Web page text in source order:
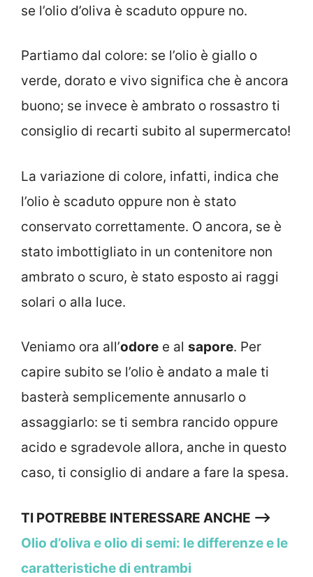
se l’olio d’oliva è scaduto oppure no.
Partiamo dal colore: se l’olio è giallo o
verde, dorato e vivo significa che è ancora
buono; se invece è ambrato o rossastro ti
consiglio di recarti subito al supermercato!
La variazione di colore, infatti, indica che
l’olio è scaduto oppure non è stato
conservato correttamente. O ancora, se è
stato imbottigliato in un contenitore non
ambrato o scuro, è stato esposto ai raggi
solari o alla luce.
Veniamo ora all’odore e al sapore. Per
capire subito se l’olio è andato a male ti
basterà semplicemente annusarlo o
assaggiarlo: se ti sembra rancido oppure
acido e sgradevole allora, anche in questo
caso, ti consiglio di andare a fare la spesa.
TI POTREBBE INTERESSARE ANCHE –>
Olio d’oliva e olio di semi: le differenze e le
caratteristiche di entrambi